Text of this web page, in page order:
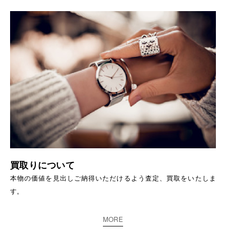
買取りについて
本物の価値を見出しご納得いただけるよう査定、買取をいたしま
す。
MORE